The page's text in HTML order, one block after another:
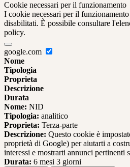
Cookie necessari per il funzionamento
I cookie necessari per il funzionamento
disabilitati. È possibile consultare
policy.
google.com
Nome
Tipologia
Proprieta
Descrizione
Durata
Nome: NID
Tipologia: analitico
Proprieta: Terza-parte
Descrizione: Questo cookie è
proprietà di Google) per aiutarti a
interessi e mostrarti annunci pertinenti
Durata: 6 mesi 3 giorni